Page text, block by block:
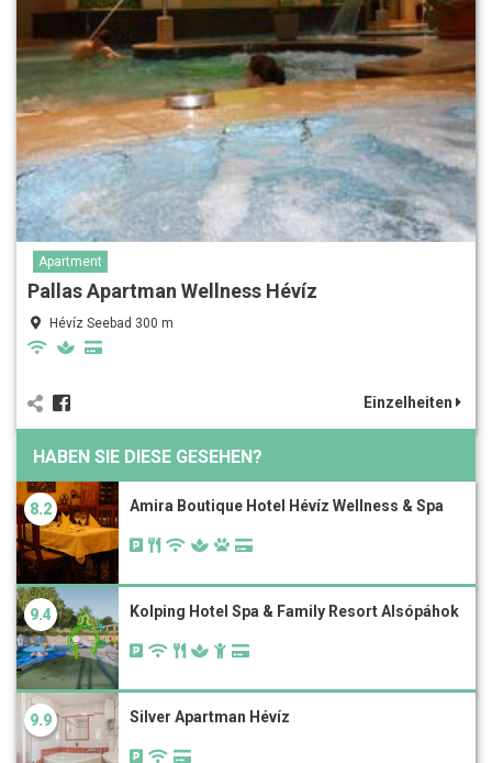
Apartment
Pallas Apartman Wellness Hévíz
Hévíz Seebad 300 m
Einzelheiten
HABEN SIE DIESE GESEHEN?
8.2 Amira Boutique Hotel Hévíz Wellness & Spa
9.4 Kolping Hotel Spa & Family Resort Alsópáhok
9.9 Silver Apartman Hévíz